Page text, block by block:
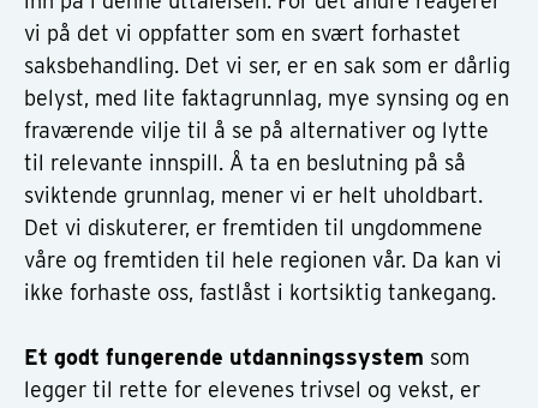
vi på det vi oppfatter som en svært forhastet
saksbehandling. Det vi ser, er en sak som er dårlig
belyst, med lite faktagrunnlag, mye synsing og en
fraværende vilje til å se på alternativer og lytte
til relevante innspill. Å ta en beslutning på så
sviktende grunnlag, mener vi er helt uholdbart.
Det vi diskuterer, er fremtiden til ungdommene
våre og fremtiden til hele regionen vår. Da kan vi
ikke forhaste oss, fastlåst i kortsiktig tankegang.
Et godt fungerende utdanningssystem som
legger til rette for elevenes trivsel og vekst, er